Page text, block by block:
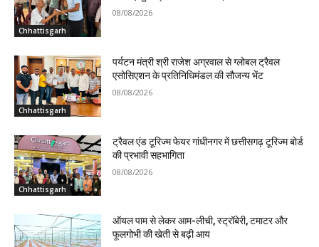
Chhattisgarh
08/08/2026
Chhattisgarh
पर्यटन मंत्री श्री राजेश अग्रवाल से ग्लोबल ट्रैवल
एसोसिएशन के प्रतिनिधिमंडल की सौजन्य भेंट
08/08/2026
Chhattisgarh
ट्रैवल एंड टूरिज्म फेयर गांधीनगर में छत्तीसगढ़ टूरिज्म बोर्ड
की प्रभावी सहभागिता
08/08/2026
ऑयल पाम से लेकर आम-लीची, स्ट्रॉबेरी, टमाटर और
फूलगोभी की खेती से बढ़ी आय